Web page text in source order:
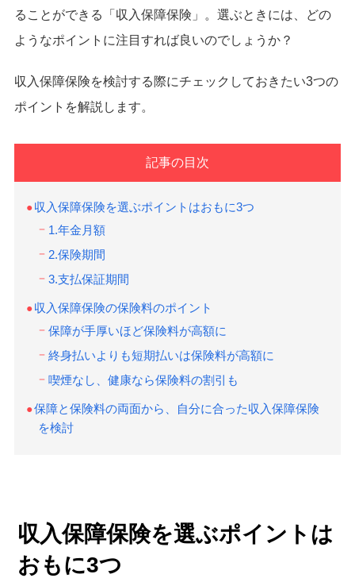
ることができる「収入保障保険」。選ぶときには、どの
ようなポイントに注目すれば良いのでしょうか？
収入保障保険を検討する際にチェックしておきたい3つの
ポイントを解説します。
記事の目次
収入保障保険を選ぶポイントはおもに3つ
1.年金月額
2.保険期間
3.支払保証期間
収入保障保険の保険料のポイント
保障が手厚いほど保険料が高額に
終身払いよりも短期払いは保険料が高額に
喫煙なし、健康なら保険料の割引も
保障と保険料の両面から、自分に合った収入保障保険
を検討
収入保障保険を選ぶポイントは
おもに3つ